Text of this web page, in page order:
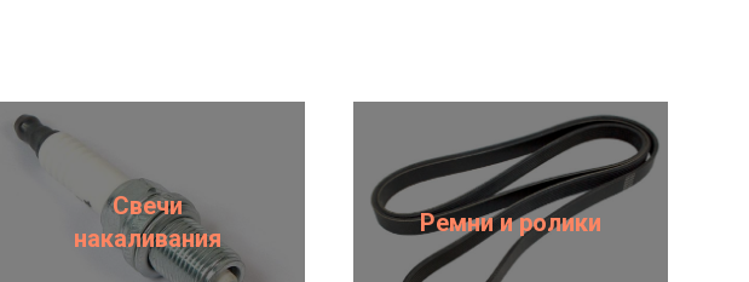
Свечи
накаливания
Ремни и ролики